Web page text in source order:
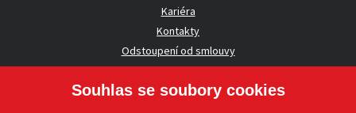
Kariéra
Kontakty
Odstoupení od smlouvy
UŽITEČNÉ INFORMACE
Souhlas se soubory cookies